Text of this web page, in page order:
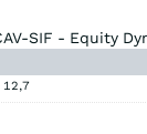
SIF - Equity
12,7